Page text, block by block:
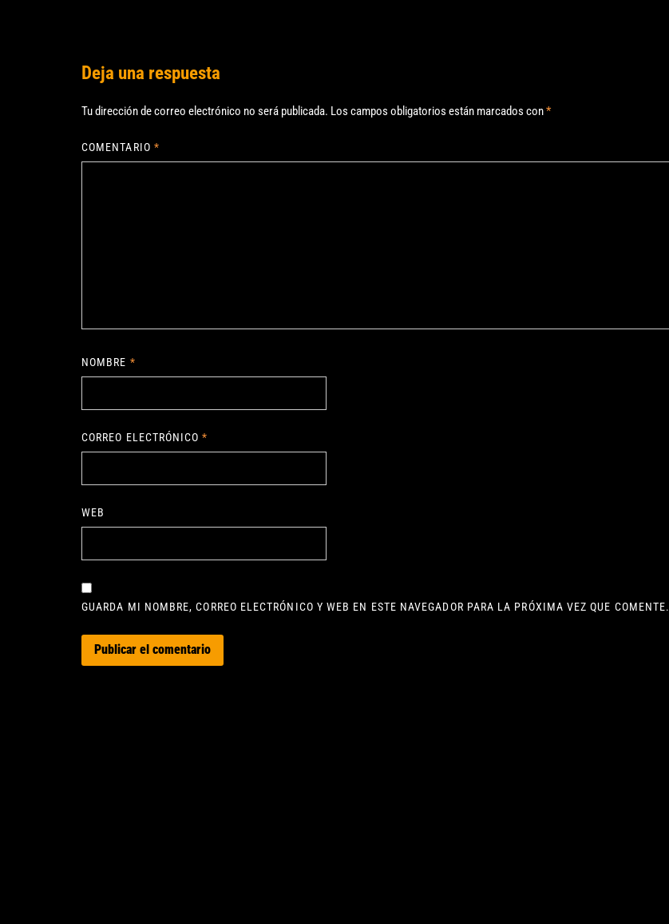
Deja una respuesta
Tu dirección de correo electrónico no será publicada. Los campos obligatorios están marcados con*
COMENTARIO *
NOMBRE *
CORREO ELECTRÓNICO*
WEB
GUARDA MI NOMBRE, CORREO ELECTRÓNICO Y WEB EN ESTE NAVEGADOR PARA LA PRÓXIMA VEZ QUE COMENTE.